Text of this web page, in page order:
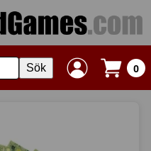
Sök 0